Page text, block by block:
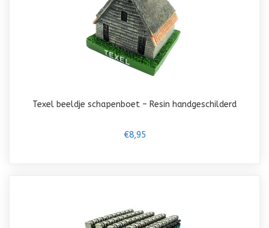
Texel beeldje schapenboet – Resin handgeschilderd
€8,95